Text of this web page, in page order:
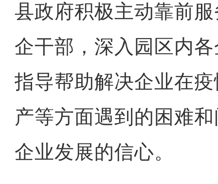
县政府积极主动靠前
企干部，深入园区内
指导帮助解决企业在
产等方面遇到的困难
企业发展的信心。